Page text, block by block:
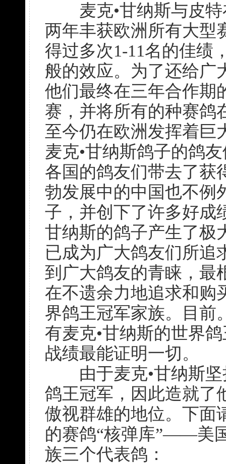
麦克•甘纳斯与皮特
两年丰获欧洲所有大型
得过多次1-11名的佳绩
般的效应。为了还给广
他们最终在三年合作期
赛，并将所有的种赛鸽
至今仍在欧洲发挥着巨
麦克•甘纳斯鸽子的鸽
各国的鸽友们带去了获
勃发展中的中国也不例
子，并创下了许多好成
甘纳斯的鸽子产生了极
已成为广大鸽友们所追
到广大鸽友的青睐，最
在不遗余力地追求和购
界鸽王冠军家族。目前
有麦克•甘纳斯的世界
战绩最能证明一切。
由于麦克•甘纳斯坚
鸽王冠军，因此造就了
傲视群雄的地位。下面
的赛鸽“核弹库”——美
族三个代表鸽：